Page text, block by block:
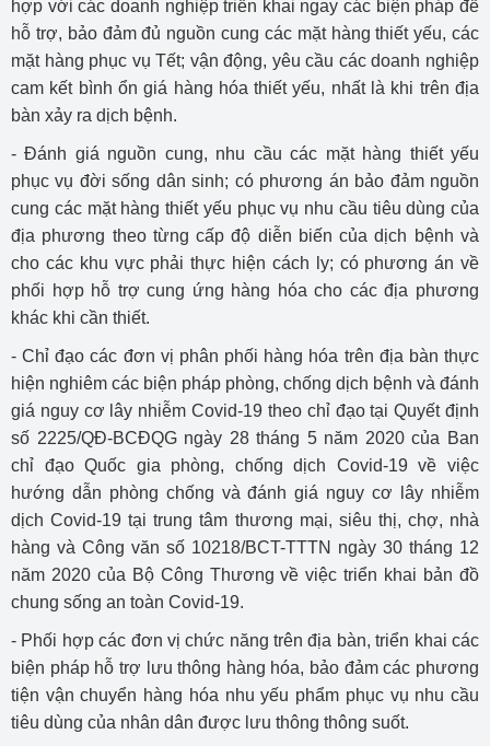
hợp với các doanh nghiệp triển khai ngay các biện pháp để
hỗ trợ, bảo đảm đủ nguồn cung các mặt hàng thiết yếu, các
mặt hàng phục vụ Tết; vận động, yêu cầu các doanh nghiệp
cam kết bình ổn giá hàng hóa thiết yếu, nhất là khi trên địa
bàn xảy ra dịch bệnh.
- Đánh giá nguồn cung, nhu cầu các mặt hàng thiết yếu
phục vụ đời sống dân sinh; có phương án bảo đảm nguồn
cung các mặt hàng thiết yếu phục vụ nhu cầu tiêu dùng của
địa phương theo từng cấp độ diễn biến của dịch bệnh và
cho các khu vực phải thực hiện cách ly; có phương án về
phối hợp hỗ trợ cung ứng hàng hóa cho các địa phương
khác khi cần thiết.
- Chỉ đạo các đơn vị phân phối hàng hóa trên địa bàn thực
hiện nghiêm các biện pháp phòng, chống dịch bệnh và đánh
giá nguy cơ lây nhiễm Covid-19 theo chỉ đạo tại Quyết định
số 2225/QĐ-BCĐQG ngày 28 tháng 5 năm 2020 của Ban
chỉ đạo Quốc gia phòng, chống dịch Covid-19 về việc
hướng dẫn phòng chống và đánh giá nguy cơ lây nhiễm
dịch Covid-19 tại trung tâm thương mại, siêu thị, chợ, nhà
hàng và Công văn số 10218/BCT-TTTN ngày 30 tháng 12
năm 2020 của Bộ Công Thương về việc triển khai bản đồ
chung sống an toàn Covid-19.
- Phối hợp các đơn vị chức năng trên địa bàn, triển khai các
biện pháp hỗ trợ lưu thông hàng hóa, bảo đảm các phương
tiện vận chuyển hàng hóa nhu yếu phẩm phục vụ nhu cầu
tiêu dùng của nhân dân được lưu thông thông suốt.